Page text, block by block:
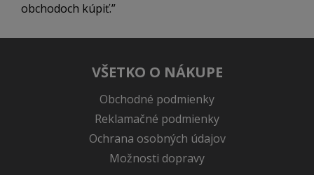
obchodoch kúpiť.
VŠETKO O NÁKUPE
Obchodné podmienky
Reklamačné podmienky
Ochrana osobných údajov
Možnosti dopravy